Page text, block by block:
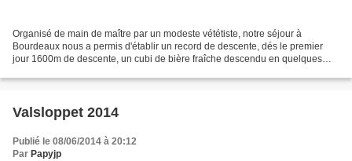
Organisé de main de maître par un modeste vététiste, notre séjour à
Bourdeaux nous a permis d'établir un record de descente, dés le premier
jour 1600m de descente, un cubi de bière fraîche descendu en quelques
Valsloppet 2014
Publié le 08/06/2014 à 20:12
Par Papyjp